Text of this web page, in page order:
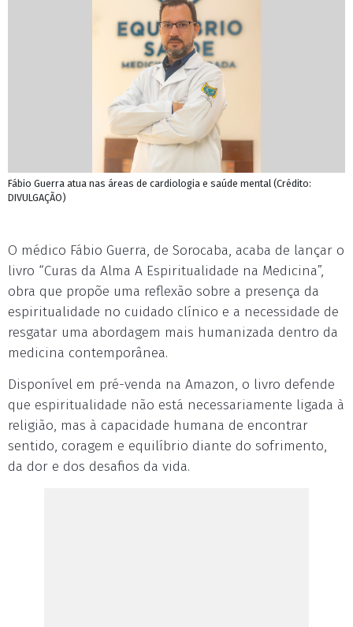
Fábio Guerra atua nas áreas de cardiologia e saúde mental (Crédito:
DIVULGAÇÃO)
O médico Fábio Guerra, de Sorocaba, acaba de lançar o
livro “Curas da Alma A Espiritualidade na Medicina”,
obra que propõe uma reflexão sobre a presença da
espiritualidade no cuidado clínico e a necessidade de
resgatar uma abordagem mais humanizada dentro da
medicina contemporânea.
Disponível em pré-venda na Amazon, o livro defende
que espiritualidade não está necessariamente ligada à
religião, mas à capacidade humana de encontrar
sentido, coragem e equilíbrio diante do sofrimento,
da dor e dos desafios da vida.